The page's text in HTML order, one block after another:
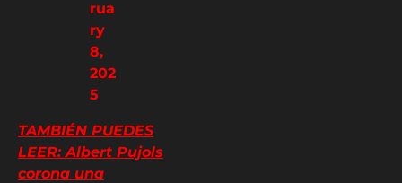
rua
ry
8,
202
5
TAMBIÉN PUEDES
LEER: Albert Pujols
corona una